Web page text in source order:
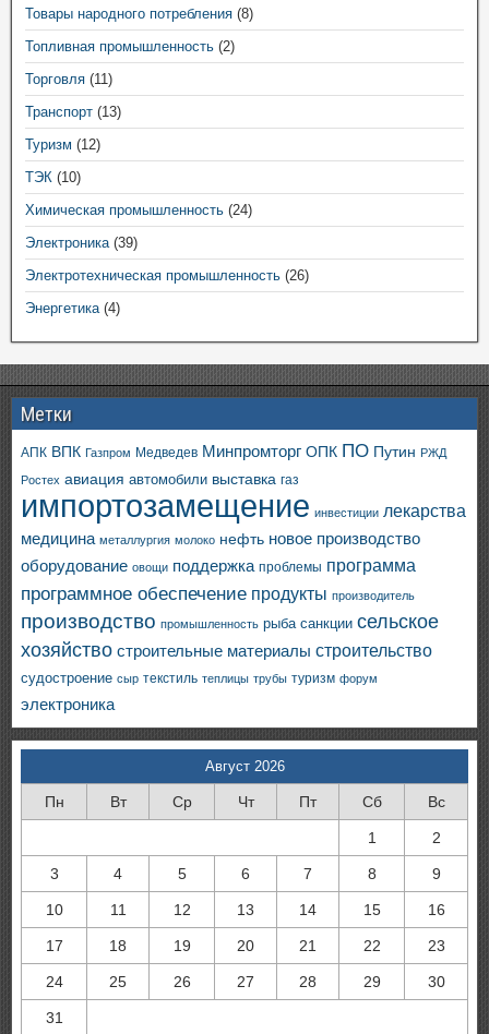
Товары народного потребления (8)
Топливная промышленность (2)
Торговля (11)
Транспорт (13)
Туризм (12)
ТЭК (10)
Химическая промышленность (24)
Электроника(39)
Электротехническая промышленность (26)
Энергетика(4)
Метки
АПК ВПК Газпром Медведев Минпромторг ОПК ПО Путин РЖД
Ростех авиация автомобили выставка газ
импортозамещение инвестиции лекарства
медицина металлургия молоко нефть новое производство
оборудование овощи поддержка проблемы программа
программное обеспечение продукты производитель
производство промышленность рыба санкции сельское
хозяйство строительные материалы строительство
судостроение сыр текстиль теплицы трубы туризм форум
электроника
Август 2026
Пн Вт Ср Чт Пт Сб Вс
1 2
3 4 5 6 7 8 9
10 11 12 13 14 15 16
17 18 19 20 21 22 23
24 25 26 27 28 29 30
31